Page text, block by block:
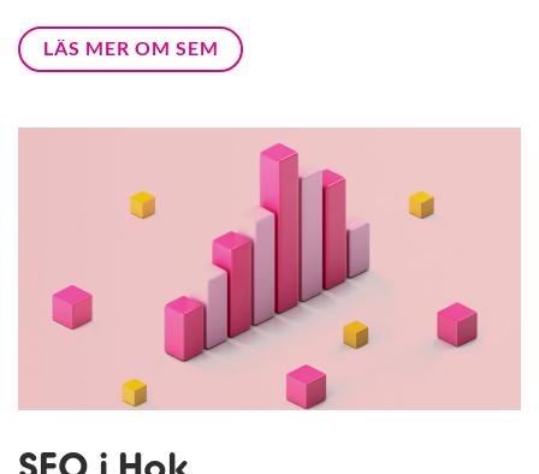
LÄS MER OM SEM